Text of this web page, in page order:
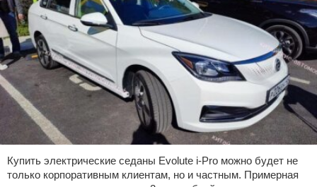
Купить электрические седаны Evolute i-Pro можно будет не
только корпоративным клиентам, но и частным. Примерная